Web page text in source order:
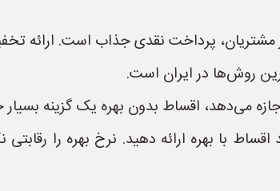
پرداخت نقدی جذاب است. ارائه
روش‌ها در ایران است.
می‌دهد، اقساط بدون بهره یک گزینه
با بهره ارائه دهید. نرخ بهره را